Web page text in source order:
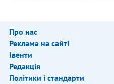
Про нас
Реклама на сайті
Івенти
Редакція
Політики і стандарти